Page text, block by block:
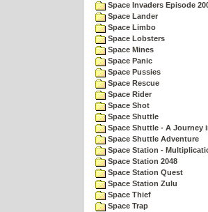
Space Invaders Episode
Space Lander
Space Limbo
Space Lobsters
Space Mines
Space Panic
Space Pussies
Space Rescue
Space Rider
Space Shot
Space Shuttle
Space Shuttle - A Journey
Space Shuttle Adventure
Space Station -
Space Station 2048
Space Station Quest
Space Station Zulu
Space Thief
Space Trap